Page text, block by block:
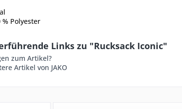
% Polyester
Links zu "Rucksack Iconic"
zum Artikel?
Artikel von JAKO